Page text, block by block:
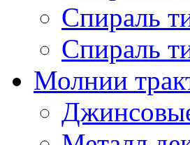
Спираль
Спираль
Молнии